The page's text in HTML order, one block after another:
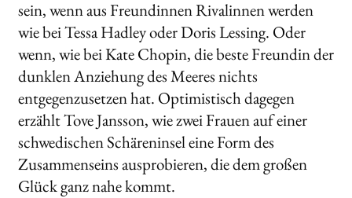
sein, wenn aus Freundinnen Rivalinnen werden
wie bei Tessa Hadley oder Doris Lessing. Oder
wenn, wie bei Kate Chopin, die beste Freundin der
dunklen Anziehung des Meeres nichts
entgegenzusetzen hat. Optimistisch dagegen
erzählt Tove Jansson, wie zwei Frauen auf einer
schwedischen Schäreninsel eine Form des
Zusammenseins ausprobieren, die dem großen
Glück ganz nahe kommt.